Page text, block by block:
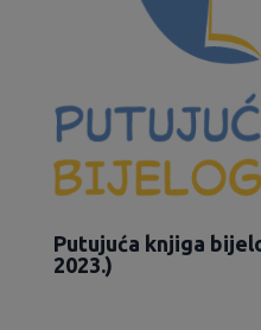
Putujuća knjiga
2023.)